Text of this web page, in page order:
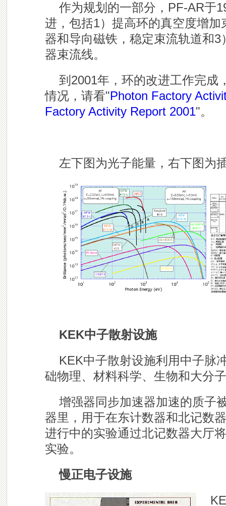
作为规划的一部分，PF-AR于
进，包括1）提高环的真空度增
器和导向磁铁，稳定束流轨道和
器束流线。
到2001年，环的改进工作完成
情况，请看"Photon Factory
Factory Activity Report 2001"。
左下图为光子能量，右下图为
KEK中子散射设施
KEK中子散射设施利用中子脉
础物理、材料科学、生物和大分
增强器同步加速器加速的质子
器里，用于在东计数器和北记数
进行中的实验通过北记数器大厅
实验。
慢正电子设施